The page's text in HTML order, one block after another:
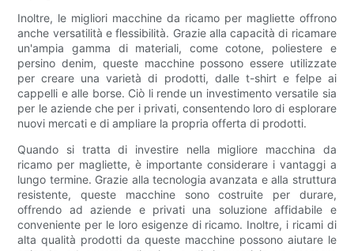
Inoltre, le migliori macchine da ricamo per magliette offrono
anche versatilità e flessibilità. Grazie alla capacità di ricamare
un'ampia gamma di materiali, come cotone, poliestere e
persino denim, queste macchine possono essere utilizzate
per creare una varietà di prodotti, dalle t-shirt e felpe ai
cappelli e alle borse. Ciò li rende un investimento versatile sia
per le aziende che per i privati, consentendo loro di esplorare
nuovi mercati e di ampliare la propria offerta di prodotti.
Quando si tratta di investire nella migliore macchina da
ricamo per magliette, è importante considerare i vantaggi a
lungo termine. Grazie alla tecnologia avanzata e alla struttura
resistente, queste macchine sono costruite per durare,
offrendo ad aziende e privati una soluzione affidabile e
conveniente per le loro esigenze di ricamo. Inoltre, i ricami di
alta qualità prodotti da queste macchine possono aiutare le